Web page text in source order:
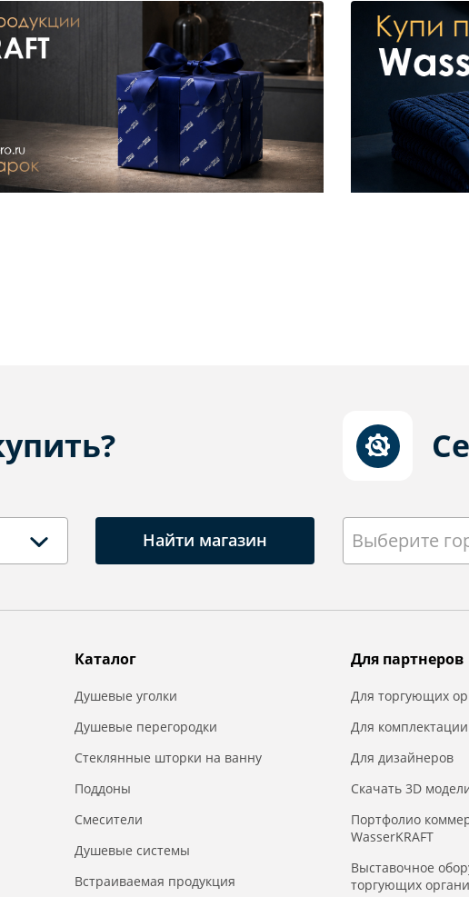
Найти магазин Выберите
Каталог
Душевые уголки
Душевые перегородки
Стеклянные шторки на ванну
Поддоны
Смесители
Душевые системы
Встраиваемая продукция
Для партнеров
Для торгующих
Для
Для дизайнеров
Скачать 3D
Портфолио
WasserKRAFT
Выставочное
торгующих